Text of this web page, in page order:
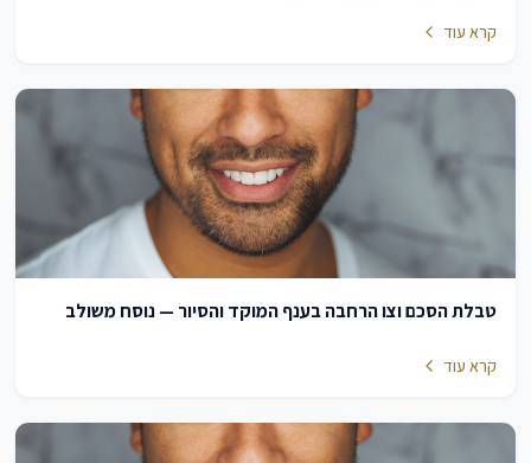
קרא עוד
טבלת הסכם וצו הרחבה בענף המוקד והסיור — נוסח משולב
קרא עוד